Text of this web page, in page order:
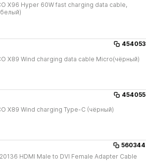
X96 Hyper 60W fast charging data cable,
454053
X89 Wind charging data cable Micro(чёрный)
454055
X89 Wind charging Type-C (чёрный)
560344
HDMI Male to DVI Female Adapter Cable